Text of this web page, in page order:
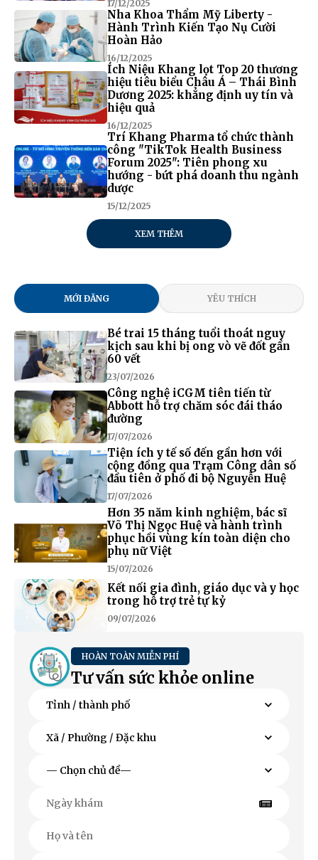
17/12/2025
Nha Khoa Thẩm Mỹ Liberty -
Hành Trình Kiến Tạo Nụ Cười
Hoàn Hảo
16/12/2025
Ích Niệu Khang lọt Top 20 thương
hiệu tiêu biểu Châu Á – Thái Bình
Dương 2025: khẳng định uy tín và
hiệu quả
16/12/2025
Trí Khang Pharma tổ chức thành
công "TikTok Health Business
Forum 2025": Tiên phong xu
hướng - bứt phá doanh thu ngành
dược
15/12/2025
XEM THÊM
MỚI ĐĂNG YÊU THÍCH
Bé trai 15 tháng tuổi thoát nguy
kịch sau khi bị ong vò vẽ đốt gần
60 vết
23/07/2026
Công nghệ iCGM tiên tiến từ
Abbott hỗ trợ chăm sóc đái tháo
đường
17/07/2026
Tiện ích y tế số đến gần hơn với
cộng đồng qua Trạm Công dân số
đầu tiên ở phố đi bộ Nguyễn Huệ
17/07/2026
Hơn 35 năm kinh nghiệm, bác sĩ
Võ Thị Ngọc Huệ và hành trình
phục hồi vùng kín toàn diện cho
phụ nữ Việt
15/07/2026
Kết nối gia đình, giáo dục và y học
trong hỗ trợ trẻ tự kỷ
09/07/2026
HOÀN TOÀN MIỄN PHÍ
Tư vấn sức khỏe online